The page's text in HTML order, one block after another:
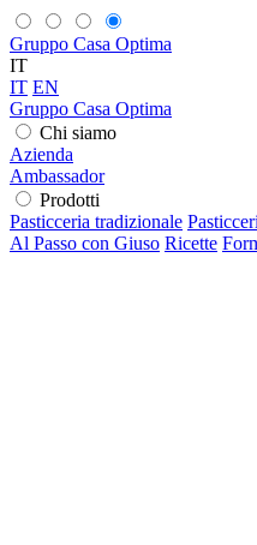
Gruppo Casa Optima
IT
IT EN
Gruppo Casa Optima
Chi siamo
Azienda
Ambassador
Prodotti
Pasticceria tradizionale
Al Passo con Giuso Ricette